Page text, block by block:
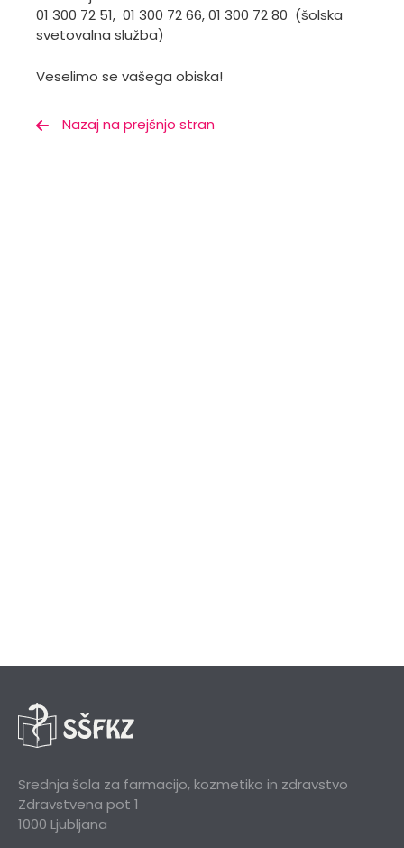
01 300 72 51, 01 300 72 66, 01 300 72 80 (šolska
svetovalna služba)
Veselimo se vašega obiska!
Nazaj na prejšnjo stran
Srednja šola za farmacijo, kozmetiko in zdravstvo
Zdravstvena pot 1
1000 Ljubljana